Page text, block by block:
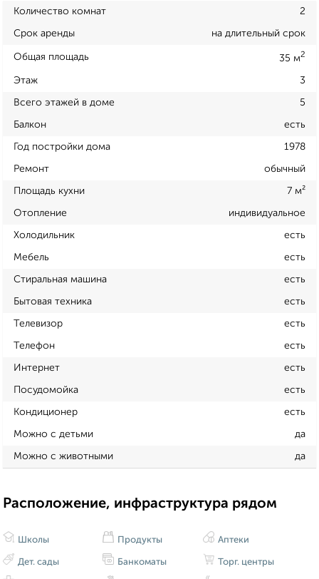
Количество комнат 2
Срок аренды на длительный срок
Общая площадь 35 м2
Этаж 3
Всего этажей в доме 5
Балкон есть
Год постройки дома 1978
Ремонт обычный
Площадь кухни 7 м²
Отопление индивидуальное
Холодильник есть
Мебель есть
Стиральная машина есть
Бытовая техника есть
Телевизор есть
Телефон есть
Интернет есть
Посудомойка есть
Кондиционер есть
Можно с детьми да
Можно с животными да
Расположение, инфраструктура рядом
Школы
Дет. сады
Продукты
Банкоматы
Аптеки
Торг. центры